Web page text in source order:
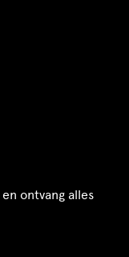
en ontvang alles